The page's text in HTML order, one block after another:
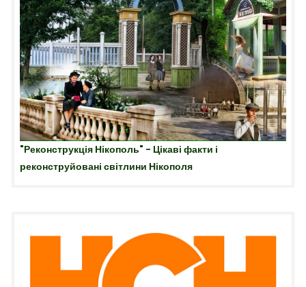
"Реконструкція Нікополь" - Цікаві факти і
реконструйовані світлини Нікополя